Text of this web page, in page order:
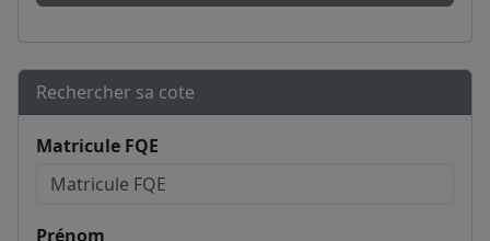
Rechercher sa cote
Matricule FQE
Prénom